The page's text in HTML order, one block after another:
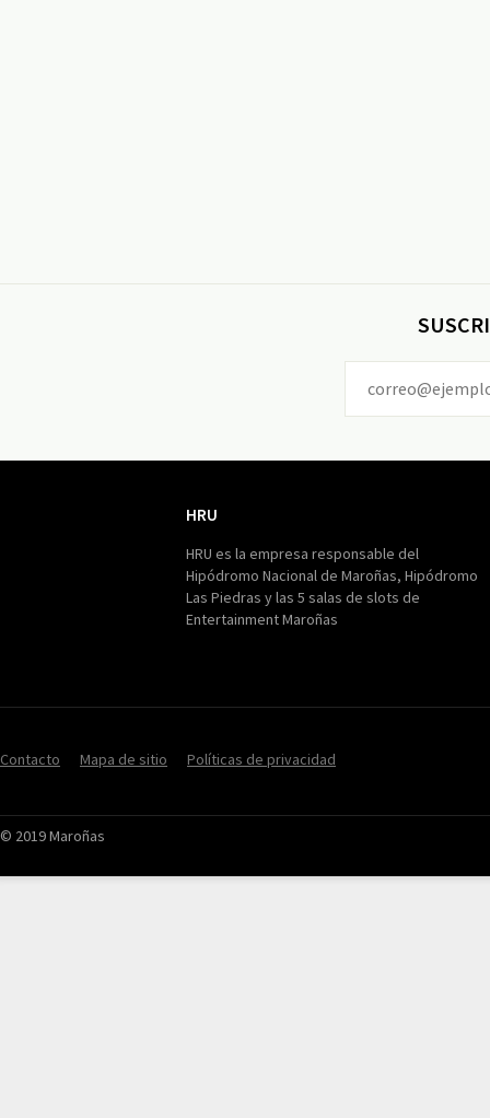
HRU
HRU es la empresa responsable del
Hipódromo Nacional de Maroñas, Hipódromo
Las Piedras y las 5 salas de slots de
Entertainment Maroñas
Contacto Mapa de sitio Políticas de privacidad
© 2019 Maroñas